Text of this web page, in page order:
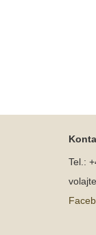
Tel.: